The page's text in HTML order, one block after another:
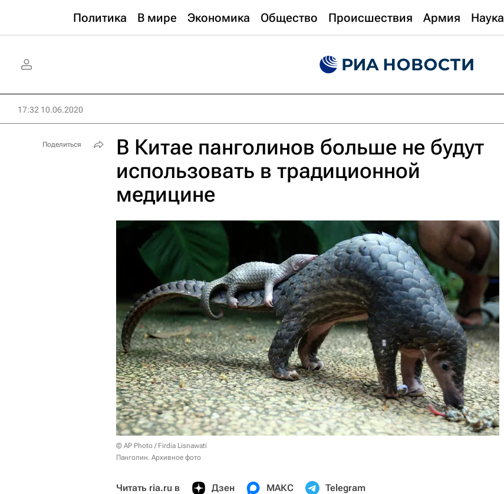
Политика В мире Экономика Общество Происшествия Армия Наука
17:32 10.06.2020
В Китае панголинов больше не будут
использовать в традиционной
медицине
© AP Photo / Firdia Lisnawati
Панголин. Архивное фото
Читать ria.ru в Дзен МАКС Telegram
Поделиться